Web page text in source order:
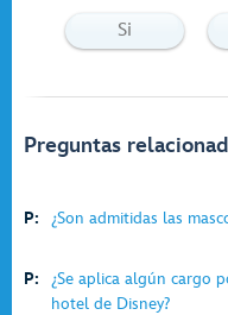
Si
Preguntas
P: ¿Son admitidas las
P:
¿Se aplica algún cargo
hotel de Disney?